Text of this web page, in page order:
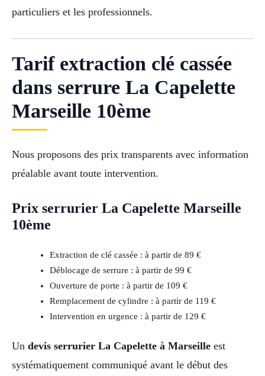
particuliers et les professionnels.
Tarif extraction clé cassée
dans serrure La Capelette
Marseille 10ème
Nous proposons des prix transparents avec information
préalable avant toute intervention.
Prix serrurier La Capelette Marseille
10ème
Extraction de clé cassée : à partir de 89 €
Déblocage de serrure : à partir de 99 €
Ouverture de porte : à partir de 109 €
Remplacement de cylindre : à partir de 119 €
Intervention en urgence : à partir de 129 €
Un devis serrurier La Capelette à Marseille est
systématiquement communiqué avant le début des